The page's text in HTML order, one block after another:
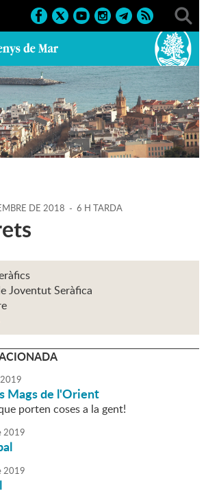
22-12-2018 > Marcs > 2018 > Nadal
DE 2018 - 6 H TARDA
Joventut Seràfica
2019
Mags de l'Orient
porten coses a la gent!
2019
2019